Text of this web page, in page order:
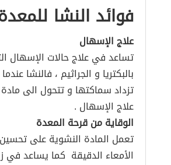
فوائد النشا
علاج الإسهال
تساعد في علاج حالات الإسهال
بالبكتريا و الجراثيم ، فالنشا
تزداد سماكتها و تتحول الى
علاج الإسهال .
الوقاية من قرحة المعدة
تعمل المادة النشوية على
الأمعاء الدقيقة كما يساعد